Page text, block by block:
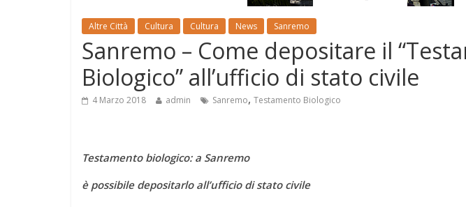
Altre Città Cultura Cultura News Sanremo
Sanremo – Come depositare il
Biologico” all’ufficio di stato civile
4 Marzo 2018 admin Sanremo, Testamento Biologico
Testamento biologico: a Sanremo
è possibile depositarlo all’ufficio di stato civile